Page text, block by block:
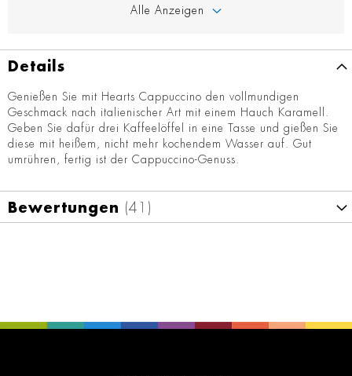
Alle Anzeigen
Details
Genießen Sie mit Hearts Cappuccino den vollmundigen
Geschmack nach italienischer Art mit einem Hauch Karamell.
Geben Sie dafür drei Kaffeelöffel in eine Tasse und gießen Sie
diese mit heißem, nicht mehr kochendem Wasser auf. Gut
umrühren, fertig ist der Cappuccino-Genuss.
Bewertungen 41